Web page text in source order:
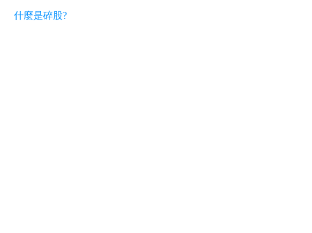
什麼是碎股?